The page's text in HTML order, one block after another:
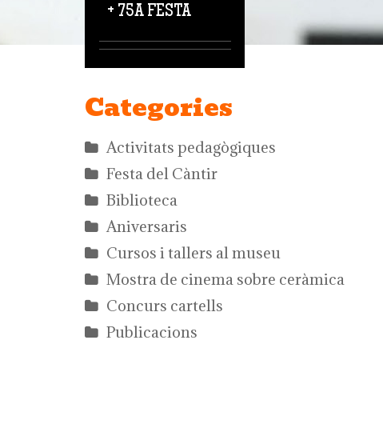
+ 75A FESTA
Categories
Activitats pedagògiques
Festa del Càntir
Biblioteca
Aniversaris
Cursos i tallers al museu
Mostra de cinema sobre ceràmica
Concurs cartells
Publicacions